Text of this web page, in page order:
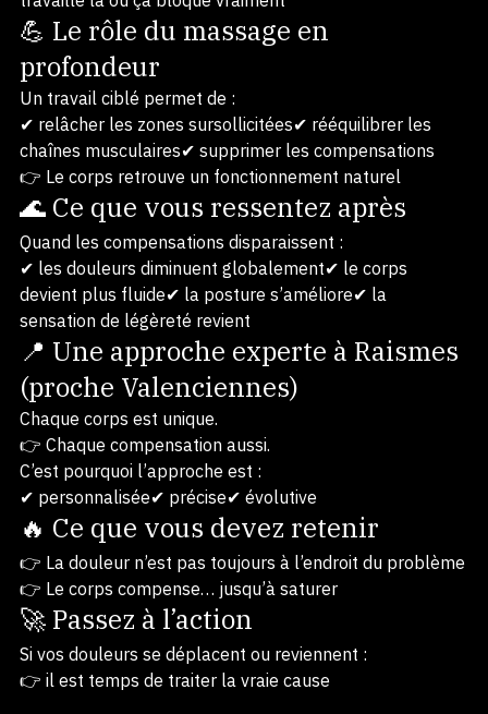
travaille là où ça bloque vraiment
💪 Le rôle du massage en
profondeur
Un travail ciblé permet de :
✔ relâcher les zones sursollicitées✔ rééquilibrer les
chaînes musculaires✔ supprimer les compensations
👉 Le corps retrouve un fonctionnement naturel
🌊 Ce que vous ressentez après
Quand les compensations disparaissent :
✔ les douleurs diminuent globalement✔ le corps
devient plus fluide✔ la posture s’améliore✔ la
sensation de légèreté revient
📍 Une approche experte à Raismes
(proche Valenciennes)
Chaque corps est unique.
👉 Chaque compensation aussi.
C’est pourquoi l’approche est :
✔ personnalisée✔ précise✔ évolutive
🔥 Ce que vous devez retenir
👉 La douleur n’est pas toujours à l’endroit du problème
👉 Le corps compense… jusqu’à saturer
🚀 Passez à l’action
Si vos douleurs se déplacent ou reviennent :